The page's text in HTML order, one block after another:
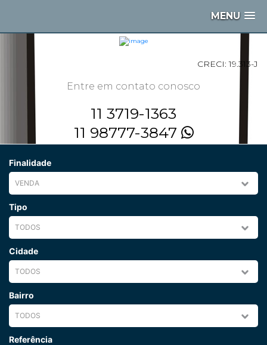
MENU
CRECI: 19.313-J
Entre em contato conosco
11 3719-1363
11 98777-3847
Finalidade
Tipo
Cidade
Bairro
Referência